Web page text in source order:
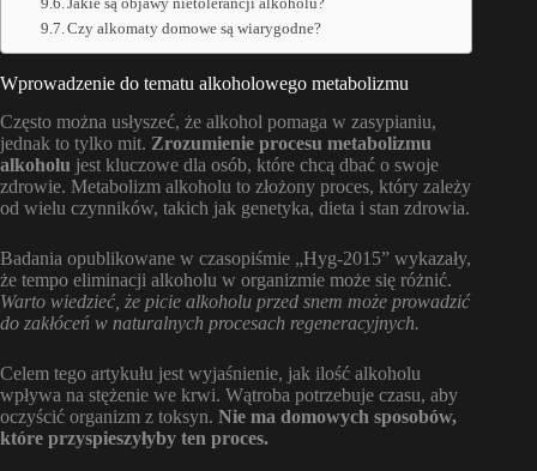
Czy alkomaty domowe są wiarygodne?
Wprowadzenie do tematu alkoholowego metabolizmu
Często można usłyszeć, że alkohol pomaga w zasypianiu,
jednak to tylko mit. Zrozumienie procesu metabolizmu
alkoholu jest kluczowe dla osób, które chcą dbać o swoje
zdrowie. Metabolizm alkoholu to złożony proces, który zależy
od wielu czynników, takich jak genetyka, dieta i stan zdrowia.
Badania opublikowane w czasopiśmie „Hyg-2015” wykazały,
że tempo eliminacji alkoholu w organizmie może się różnić.
Warto wiedzieć, że picie alkoholu przed snem może prowadzić
do zakłóceń w naturalnych procesach regeneracyjnych.
Celem tego artykułu jest wyjaśnienie, jak ilość alkoholu
wpływa na stężenie we krwi. Wątroba potrzebuje czasu, aby
oczyścić organizm z toksyn. Nie ma domowych sposobów,
które przyspieszyłyby ten proces.